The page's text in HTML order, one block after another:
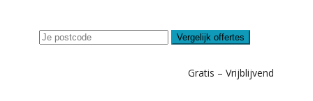
Vergelijk offertes
Gratis – Vrijblijvend